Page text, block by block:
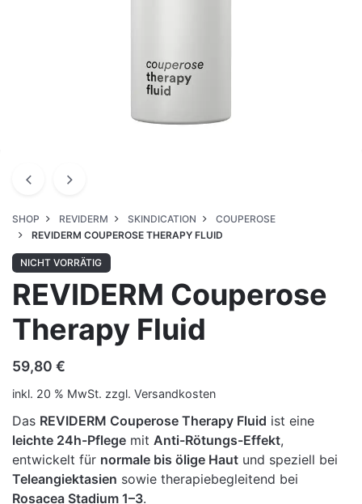
SHOP REVIDERM SKINDICATION
COUPEROSE
REVIDERM COUPEROSE THERAPY FLUID
NICHT VORRÄTIG
REVIDERM Couperose
Therapy Fluid
59,80 €
inkl. 20 % MwSt. zzgl. Versandkosten
Das REVIDERM Couperose Therapy Fluid ist eine
leichte 24h-Pflege mit Anti-Rötungs-Effekt,
entwickelt für normale bis ölige Haut und speziell bei
Teleangiektasien sowie therapiebegleitend bei
Rosacea Stadium 1–3.